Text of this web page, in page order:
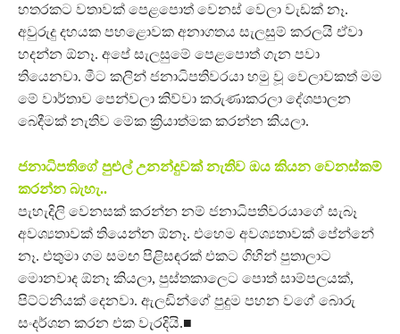
හතරකට වතාවක් පෙළපොත් වෙනස් වෙලා වැඩක් නෑ.
අවුරුදු දහයක පහළොවක අනාගතය සැලසුම් කරලයි ඒවා
හදන්න ඕනෑ. අපේ සැලසුමේ පෙළපොත් ගැන පවා
තියෙනවා. මීට කලින් ජනාධිපතිවරයා හමු වූ වෙලාවකත් මම
මේ වාර්තාව පෙන්වලා කිව්වා කරුණාකරලා දේශපාලන
බෙදීමක් නැතිව මේක ක්‍රියාත්මක කරන්න කියලා.
ජනාධිපතිගේ පුළුල් උනන්දුවක් නැතිව ඔය කියන වෙනස්කම්
කරන්න බැහැ..
පැහැදිලි වෙනසක් කරන්න නම් ජනාධිපතිවරයාගේ සැබෑ
අවශ්‍යතාවක් තියෙන්න ඕනෑ. එහෙම අවශ්‍යතාවක් පේන්නේ
නෑ. එතුමා ගම සමඟ පිළිසඳරක් එකට ගිහින් පුතාලාට
මොනවාද ඕනෑ කියලා, පුස්තකාලෙට පොත් සාම්පලයක්,
පිට්ටනියක් දෙනවා. ඇලඩින්ගේ පුදුම පහන වගේ බොරු
සංදර්ශන කරන එක වැරදියි.■